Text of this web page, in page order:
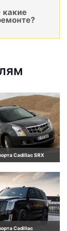
какие
Cadillac SRX
Cadillac